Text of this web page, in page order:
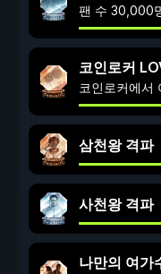
팬 수 30,000
코인로커
코인로커에서
삼천왕 격파
사천왕 격파
나만의 여가